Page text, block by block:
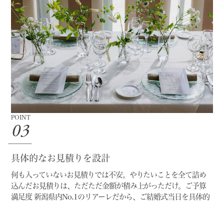
POINT
03
具体的なお見積りを設計
何も入っていないお見積りでは不安。 やりたいことを全て詰め
込んだお見積りは、ただただ金額が積み上がっただけ。
ご予算
満足度 新潟県内No.1のリアーレだから、
ご結婚式当日を具体的